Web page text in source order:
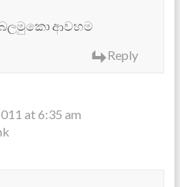
බලමුකො ආවහම
Reply
at 6:35 am